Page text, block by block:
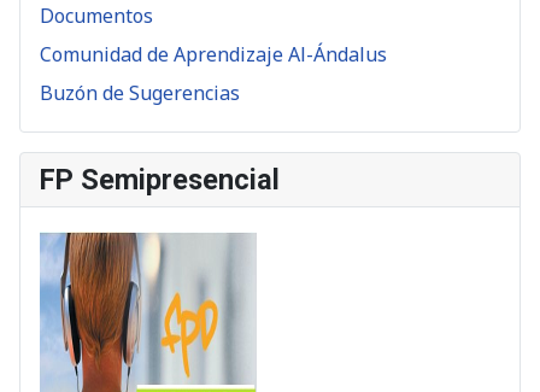
Documentos
Comunidad de Aprendizaje Al-Ándalus
Buzón de Sugerencias
FP Semipresencial